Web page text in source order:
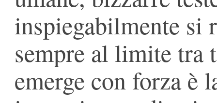
inspiegabilmente
sempre al limite tra
emerge con forza è